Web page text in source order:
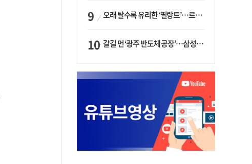
오래 탈수록 유리한 ‘필랑트’…르노코리아, 5년 뒤 잔존가치 53% 보장
갈길 먼 ‘광주 반도체 공장’…삼성·SK, ‘주 52시간제’ 규제 해소 ‘공방’